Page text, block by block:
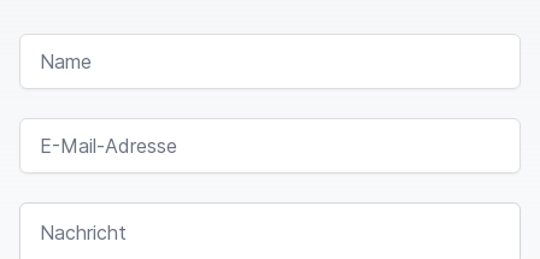
NAME
E-MAIL-ADRESSE
NACHRICHT